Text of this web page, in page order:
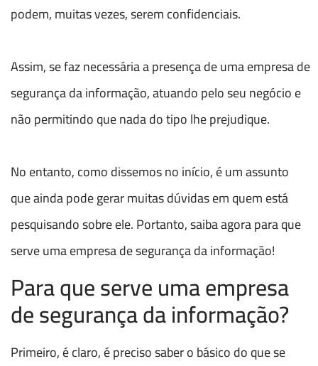
podem, muitas vezes, serem confidenciais.
Assim, se faz necessária a presença de uma empresa de
segurança da informação, atuando pelo seu negócio e
não permitindo que nada do tipo lhe prejudique.
No entanto, como dissemos no início, é um assunto
que ainda pode gerar muitas dúvidas em quem está
pesquisando sobre ele. Portanto, saiba agora para que
serve uma empresa de segurança da informação!
Para que serve uma empresa
de segurança da informação?
Primeiro, é claro, é preciso saber o básico do que se